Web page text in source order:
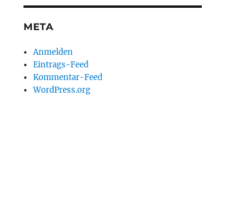
META
Anmelden
Eintrags-Feed
Kommentar-Feed
WordPress.org